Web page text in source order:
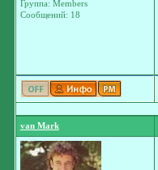
Группа: Members
Сообщений: 18
van Mark